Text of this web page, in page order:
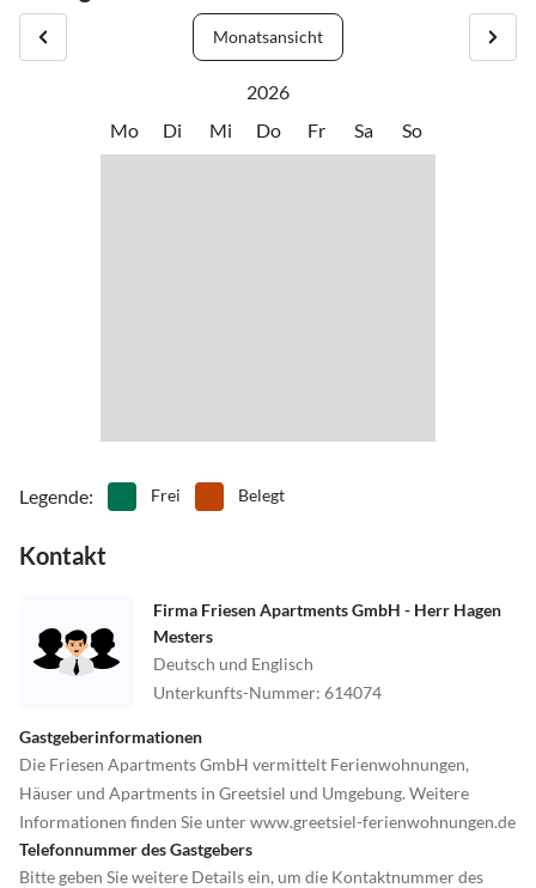
ruhigen Wohngebiet. Ein Spaziergang über den Dörper Weg mit
seinen zahlreichen kleinen Geschäften bringt Sie auf direktem Weg
sonnige Stunden im Strandkorb verbringen können.
Das Objekt befindet sich kurz nach der Kurve auf der linken Seite.
Monatsansicht
2026
Mo
Di Mi Do Fr Sa So
Legende: Frei Belegt
Kontakt
Firma Friesen Apartments GmbH - Herr Hagen
Mesters
Deutsch und Englisch
Unterkunfts-Nummer: 614074
Gastgeberinformationen
Die Friesen Apartments GmbH vermittelt Ferienwohnungen,
Häuser und Apartments in Greetsiel und Umgebung. Weitere
Informationen finden Sie unter www.greetsiel-ferienwohnungen.de
Telefonnummer des Gastgebers
Bitte geben Sie weitere Details ein, um die Kontaktnummer des